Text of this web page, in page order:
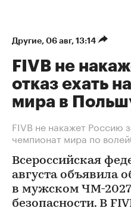
Другие⁠, 06 авг, 13:14
FIVB не
отказ ехать
мира в
FIVB не накажет Россию
чемпионат мира по
Всероссийская
августа объявила
в мужском ЧМ-
безопасности. В